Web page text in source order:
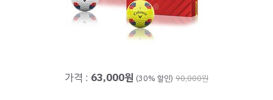
가격 : 63,000원 (30% 할인) 90,000원